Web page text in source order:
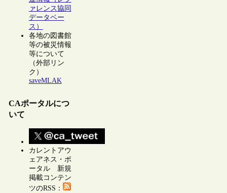
ァレンス協同
データベー
ス）
各地の図書館
等の被災情報
等について
（外部リン
ク）
saveMLAK
CAポータルにつ
いて
カレントアウ
ェアネス・ポ
ータル 新規
掲載コンテン
ツのRSS：